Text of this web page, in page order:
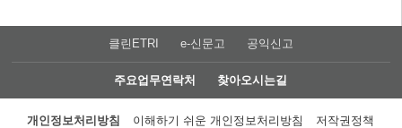
클린ETRI e-신문고 공익신고
주요업무연락처 찾아오시는길
개인정보처리방침 이해하기 쉬운 개인정보처리방침
저작권정책